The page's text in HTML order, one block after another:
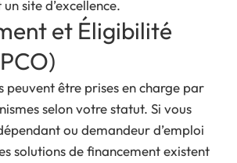
site d’excellence.
et Éligibilité
peuvent être prises en charge par
selon votre statut. Si vous
ou demandeur d’emploi
solutions de financement existent